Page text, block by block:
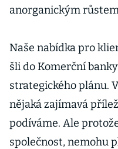
anorganickým
Naše nabídka pro
šli do Komerční
strategického plánu.
nějaká zajímavá
podíváme. Ale
společnost, nemohu